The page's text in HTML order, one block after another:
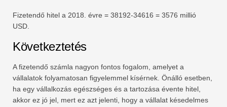
Fizetendő hitel a 2018. évre = 38192-34616 = 3576 millió
USD.
Következtetés
A fizetendő számla nagyon fontos fogalom, amelyet a
vállalatok folyamatosan figyelemmel kísérnek. Önálló esetben,
ha egy vállalkozás egészséges és a tartozása évente hitel,
akkor ez jó jel, mert ez azt jelenti, hogy a vállalat késedelmes